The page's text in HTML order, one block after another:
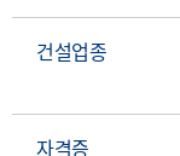
건설업종
자격증